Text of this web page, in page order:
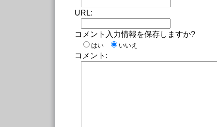
URL:
コメント入力情報を保存しますか?
はい いいえ
コメント: